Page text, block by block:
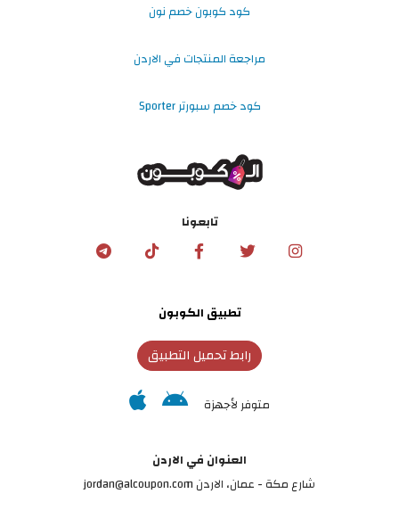
كود كوبون خصم نون
مراجعة المنتجات في الاردن
كود خصم سبورتر Sporter
تابعونا
تطبيق الكوبون
رابط تحميل التطبيق
متوفر لأجهزة
العنوان في الاردن
شارع مكة - عمان، الاردن jordan@alcoupon.com